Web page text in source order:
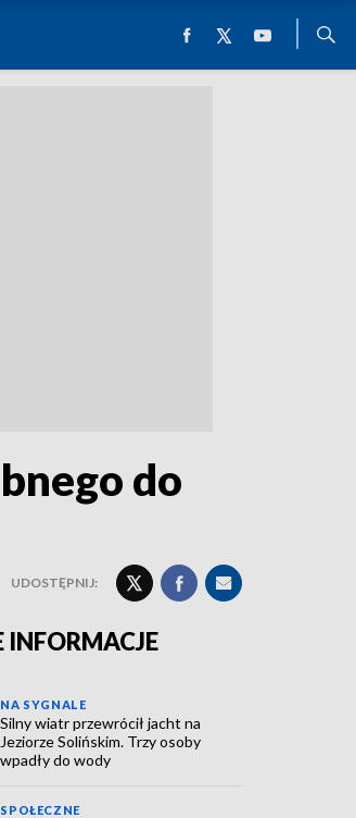
do
UDOSTĘPNIJ:
NA SYGNALE
Silny wiatr przewrócił jacht na
Jeziorze Solińskim. Trzy osoby
wpadły do wody
SPOŁECZNE